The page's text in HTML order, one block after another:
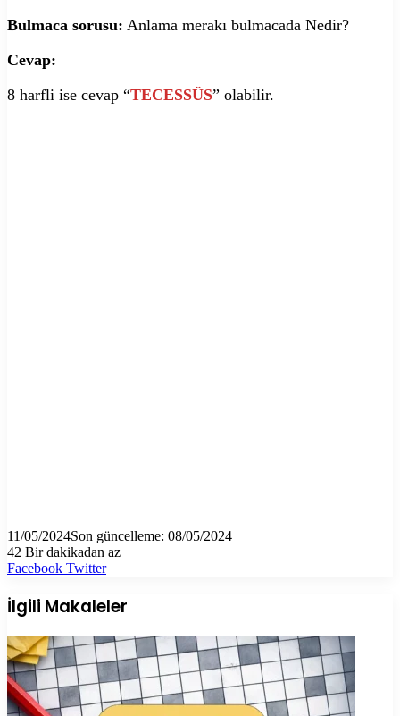
Bulmaca sorusu: Anlama merakı bulmacada Nedir?
Cevap:
8 harfli ise cevap “TECESSÜS” olabilir.
11/05/2024Son güncelleme: 08/05/2024
42 Bir dakikadan az
Facebook TwitterLinkedIn
Tumblr
Pinterest
Reddit
VKontakte
E-
ile
paylaş
Yazdır
İlgili Makaleler